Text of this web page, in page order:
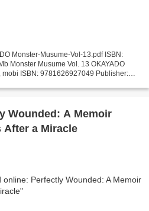
Monster-Musume-Vol-13.pdf ISBN:
Monster Musume Vol. 13 OKAYADO
mobi ISBN: 9781626927049 Publisher:
Wounded: A Memoir
After a Miracle